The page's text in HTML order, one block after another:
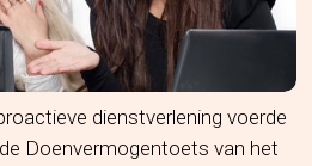
dienstverlening voerde
Doenvermogentoets van het